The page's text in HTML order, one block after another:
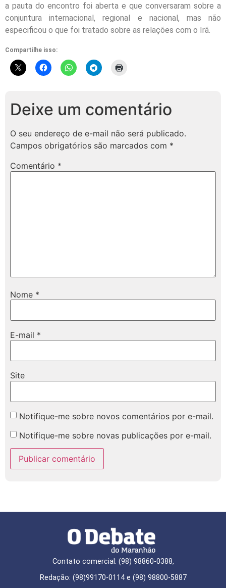
a pauta do encontro foi aberta e que conversaram sobre a
conjuntura internacional, regional e nacional, mas não
especificou o que foi tratado sobre as relações com o Irã.
Compartilhe isso:
Deixe um comentário
O seu endereço de e-mail não será publicado.
Campos obrigatórios são marcados com *
Comentário *
Nome *
E-mail *
Site
Notifique-me sobre novos comentários por e-mail.
Notifique-me sobre novas publicações por e-mail.
Contato comercial: (98) 98860-0388,
Redação: (98)99170-0114 e (98) 98800-5887